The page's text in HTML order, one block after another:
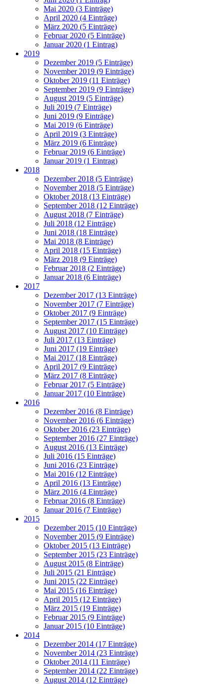
Mai 2020 (3 Einträge)
April 2020 (4 Einträge)
März 2020 (5 Einträge)
Februar 2020 (5 Einträge)
Januar 2020 (1 Eintrag)
2019
Dezember 2019 (5 Einträge)
November 2019 (9 Einträge)
Oktober 2019 (11 Einträge)
September 2019 (9 Einträge)
August 2019 (5 Einträge)
Juli 2019 (7 Einträge)
Juni 2019 (9 Einträge)
Mai 2019 (6 Einträge)
April 2019 (3 Einträge)
März 2019 (6 Einträge)
Februar 2019 (6 Einträge)
Januar 2019 (1 Eintrag)
2018
Dezember 2018 (5 Einträge)
November 2018 (5 Einträge)
Oktober 2018 (13 Einträge)
September 2018 (12 Einträge)
August 2018 (7 Einträge)
Juli 2018 (12 Einträge)
Juni 2018 (18 Einträge)
Mai 2018 (8 Einträge)
April 2018 (15 Einträge)
März 2018 (9 Einträge)
Februar 2018 (2 Einträge)
Januar 2018 (6 Einträge)
2017
Dezember 2017 (13 Einträge)
November 2017 (7 Einträge)
Oktober 2017 (9 Einträge)
September 2017 (15 Einträge)
August 2017 (10 Einträge)
Juli 2017 (13 Einträge)
Juni 2017 (19 Einträge)
Mai 2017 (18 Einträge)
April 2017 (9 Einträge)
März 2017 (8 Einträge)
Februar 2017 (5 Einträge)
Januar 2017 (10 Einträge)
2016
Dezember 2016 (8 Einträge)
November 2016 (6 Einträge)
Oktober 2016 (23 Einträge)
September 2016 (27 Einträge)
August 2016 (13 Einträge)
Juli 2016 (15 Einträge)
Juni 2016 (23 Einträge)
Mai 2016 (12 Einträge)
April 2016 (13 Einträge)
März 2016 (4 Einträge)
Februar 2016 (8 Einträge)
Januar 2016 (7 Einträge)
2015
Dezember 2015 (10 Einträge)
November 2015 (9 Einträge)
Oktober 2015 (13 Einträge)
September 2015 (23 Einträge)
August 2015 (8 Einträge)
Juli 2015 (21 Einträge)
Juni 2015 (22 Einträge)
Mai 2015 (16 Einträge)
April 2015 (12 Einträge)
März 2015 (19 Einträge)
Februar 2015 (9 Einträge)
Januar 2015 (10 Einträge)
2014
Dezember 2014 (17 Einträge)
November 2014 (23 Einträge)
Oktober 2014 (11 Einträge)
September 2014 (22 Einträge)
August 2014 (12 Einträge)